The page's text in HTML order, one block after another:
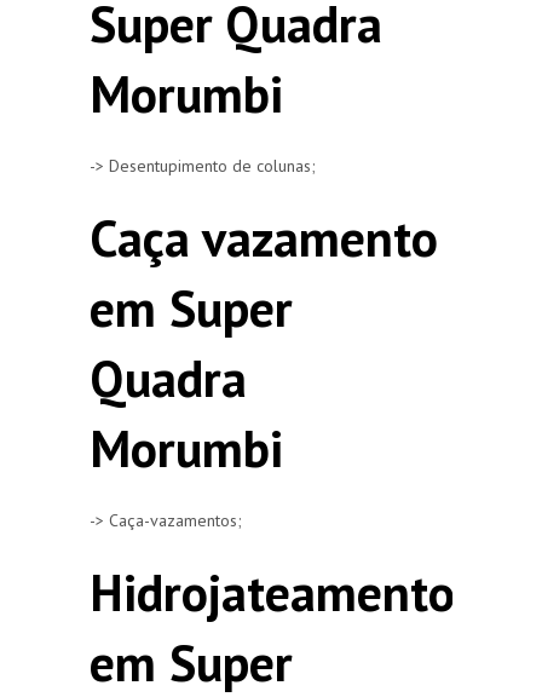
Super Quadra
Morumbi
-> Desentupimento de colunas;
Caça vazamento
em Super
Quadra
Morumbi
-> Caça-vazamentos;
Hidrojateamento
em Super